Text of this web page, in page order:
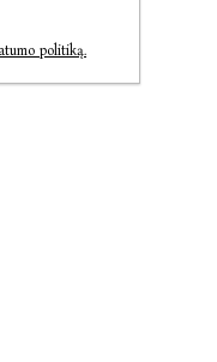
politiką.